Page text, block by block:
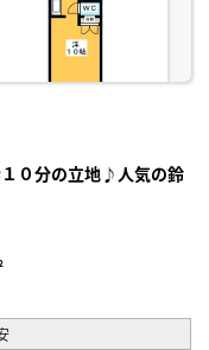
１０分の立地♪人気の鈴